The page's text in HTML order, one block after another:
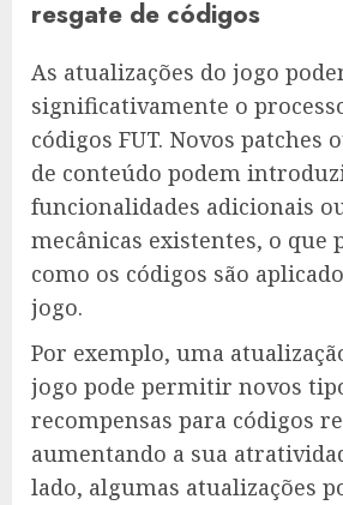
resgate de códigos
As atualizações do jogo
significativamente o
códigos FUT. Novos patches
de conteúdo podem
funcionalidades adicionais
mecânicas existentes, o que
como os códigos são
jogo.
Por exemplo, uma
jogo pode permitir novos
recompensas para códigos
aumentando a sua
lado, algumas atualizações